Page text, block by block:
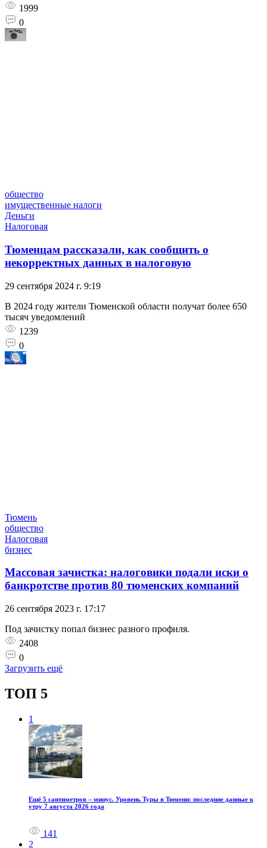
1999
0
общество
имущественные налоги
Деньги
Налоговая
Тюменцам рассказали, как сообщить о
некорректных данных в налоговую
29 сентября 2024 г. 9:19
В 2024 году жители Тюменской области получат более 650
тысяч уведомлений
1239
0
Тюмень
общество
Налоговая
бизнес
Массовая зачистка: налоговики подали иски о
банкротстве против 80 тюменских компаний
26 сентября 2023 г. 17:17
Под зачистку попал бизнес разного профиля.
2408
0
Загрузить ещё
ТОП 5
1
Ещё 5 сантиметров – минус. Уровень Туры в Тюмени: последние данные к
утру 7 августа 2026 года
141
2